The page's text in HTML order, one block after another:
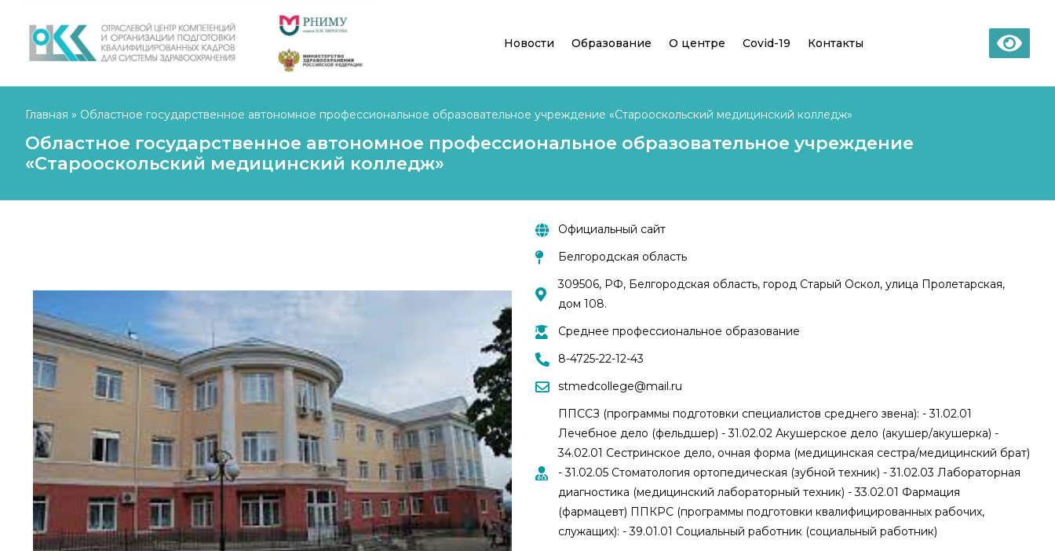
Новости Образование О центре Covid-19 Контакты
Главная » Областное государственное автономное профессиональное образовательное учреждение «Старооскольский медицинский колледж»
Областное государственное автономное профессиональное образовательное учреждение
«Старооскольский медицинский колледж»
Официальный сайт
Белгородская область
309506, РФ, Белгородская область, город Старый Оскол, улица Пролетарская,
дом 108.
Среднее профессиональное образование
8-4725-22-12-43
stmedcollege@mail.ru
ППССЗ (программы подготовки специалистов среднего звена): - 31.02.01
Лечебное дело (фельдшер) - 31.02.02 Акушерское дело (акушер/акушерка) -
34.02.01 Сестринское дело, очная форма (медицинская сестра/медицинский брат)
- 31.02.05 Стоматология ортопедическая (зубной техник) - 31.02.03 Лабораторная
диагностика (медицинский лабораторный техник) - 33.02.01 Фармация
(фармацевт) ППКРС (программы подготовки квалифицированных рабочих,
служащих): - 39.01.01 Социальный работник (социальный работник)